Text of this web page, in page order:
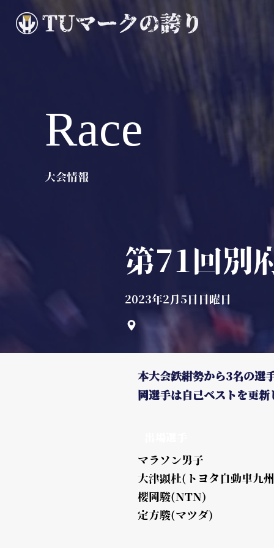
Race
大会情報
第71回別
2023年2月5日日曜日
本大会鉄紺勢から3名の選
岡選手は自己ベストを更新
マラソン男子
大津顕杜(トヨタ自動車九
櫻岡駿(NTN)
定方駿(マツダ)